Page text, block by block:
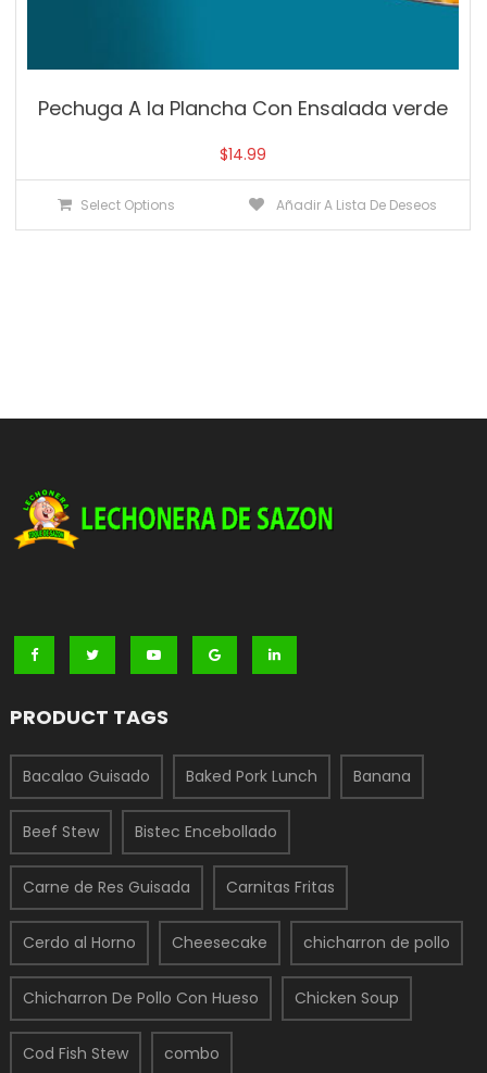
Pechuga A la Plancha Con Ensalada verde
$14.99
Select Options Añadir A Lista De Deseos
PRODUCT TAGS
Bacalao Guisado Baked Pork Lunch Banana
Beef Stew Bistec Encebollado
Carne de Res Guisada Carnitas Fritas
Cerdo al Horno Cheesecake chicharron de pollo
Chicharron De Pollo Con Hueso Chicken Soup
Cod Fish Stew combo